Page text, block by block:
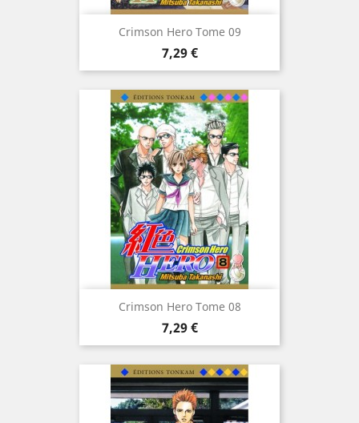
Crimson Hero Tome 09
Prix
7,29 €
Crimson Hero Tome 08
Prix
7,29 €